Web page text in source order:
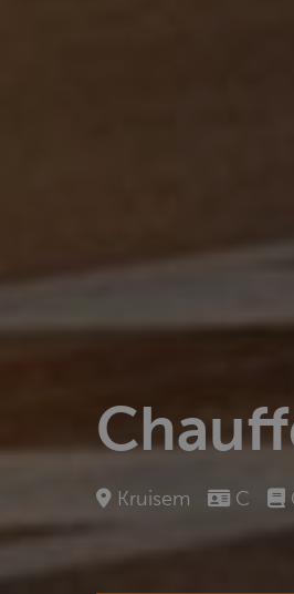
Kruisem C